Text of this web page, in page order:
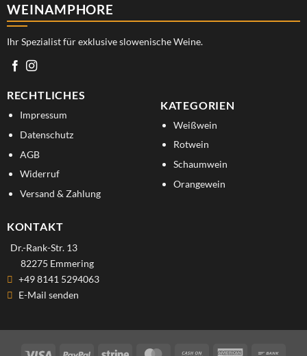
WEINAMPHORE
Ihr Spezialist für exklusive slowenische Weine.
RECHTLICHES
Impressum
Datenschutz
AGB
Widerruf
Versand & Zahlung
KATEGORIEN
Weißwein
Rotwein
Schaumwein
Orangewein
KONTAKT
Dr.-Rank-Str. 13
82275 Emmering
+49 8141 5294063
E-Mail senden
Visa PayPal Stripe MasterCardCash American